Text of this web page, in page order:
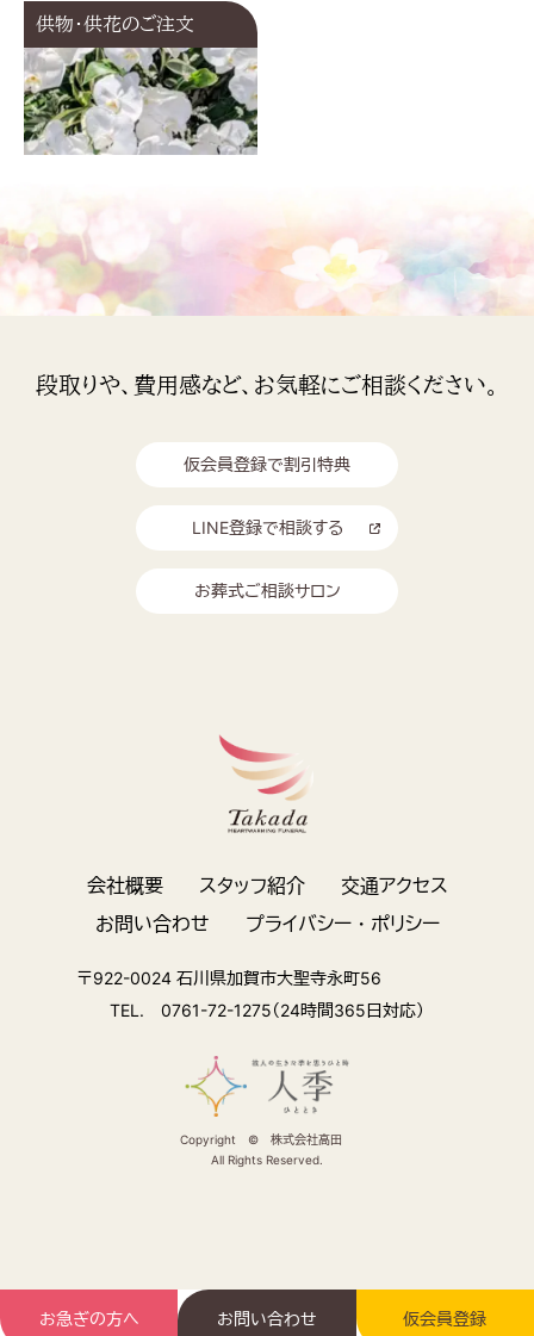
お急ぎの方へ お問い合わせ 仮会員登録
供物･供花のご注文
段取りや、費用感など、お気軽にご相談ください。
仮会員登録で割引特典
LINE登録で相談する
お葬式ご相談サロン
会社概要 スタッフ紹介
交通アクセス
お問い合わせ
プライバシー・ポリシー
〒922-0024 石川県加賀市大聖寺永町56
TEL. 0761-72-1275（24時間365日対応）
Copyright © 株式会社高田
All Rights Reserved.